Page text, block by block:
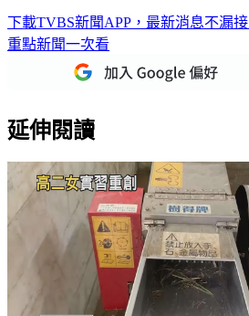
下載TVBS新聞APP，最新消息不漏接
重點新聞一次看
延伸閱讀